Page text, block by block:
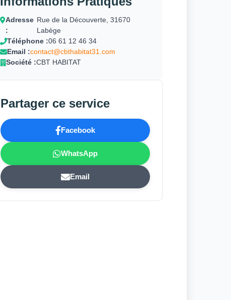
Adresse
:
Rue de la Découverte, 31670
Labège
Téléphone :06 61 12 46 34
Email :contact@cbthabitat31.com
Société :CBT HABITAT
Partager ce service
Facebook
WhatsApp
Email